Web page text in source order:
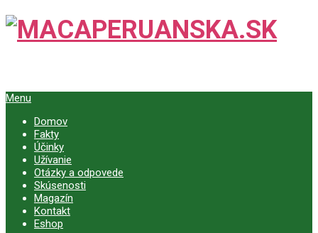
Menu
Domov
Fakty
Účinky
Užívanie
Otázky a odpovede
Skúsenosti
Magazín
Kontakt
Eshop